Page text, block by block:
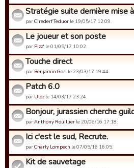
Stratégie suite dernière mise
parCirederf Teduor le 19/05/17 12:09.
Le joueur et son poste
par Pizz' le 01/05/17 10:02.
Touche direct
par Benjamin Gori le 23/03/17 19:44.
Patch 6.0
par Ulozle 14/03/17 23:24.
Bonjour, jurassien cherche
parAnthony Rouillier le 20/06/16 17:18.
Ici c'est le sud, Recrute.
parCharly Lompech le 07/05/16 16:05.
Kit de sauvetage